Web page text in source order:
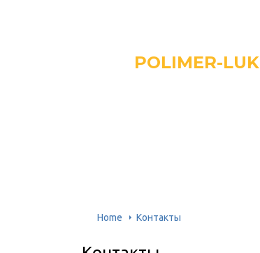
POLIMER-LUK
Home Контакты